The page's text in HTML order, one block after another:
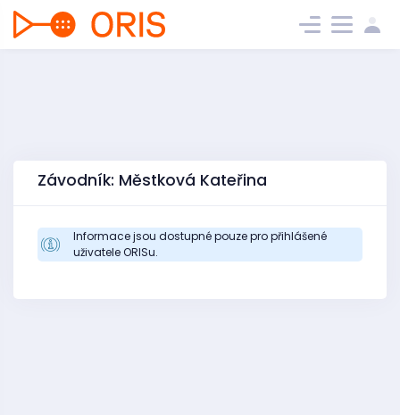
Závodník: Městková Kateřina
Informace jsou dostupné pouze pro přihlášené
uživatele ORISu.